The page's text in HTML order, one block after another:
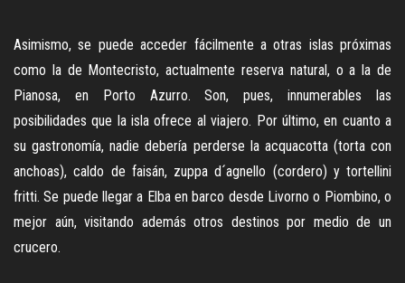
Asimismo, se puede acceder fácilmente a otras islas próximas
como la de Montecristo, actualmente reserva natural, o a la de
Pianosa, en Porto Azurro. Son, pues, innumerables las
posibilidades que la isla ofrece al viajero. Por último, en cuanto a
su gastronomía, nadie debería perderse la acquacotta (torta con
anchoas), caldo de faisán, zuppa d´agnello (cordero) y tortellini
fritti. Se puede llegar a Elba en barco desde Livorno o Piombino, o
mejor aún, visitando además otros destinos por medio de un
crucero.